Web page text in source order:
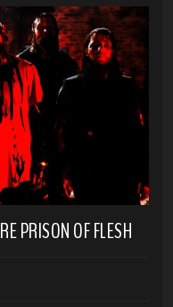
PRISON OF FLESH